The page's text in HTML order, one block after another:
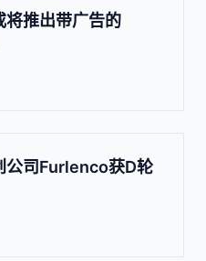
将推出带广告的
公司Furlenco获D轮